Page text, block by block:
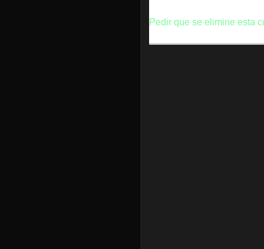
Pedir que se elimine esta